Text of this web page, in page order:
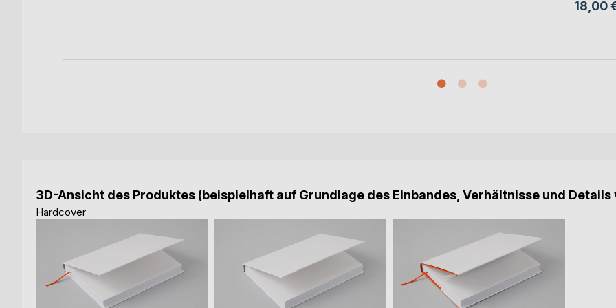
18,00
3D-Ansicht des Produktes (beispielhaft auf Grundlage des Einbandes, Verhältnisse und
Hardcover